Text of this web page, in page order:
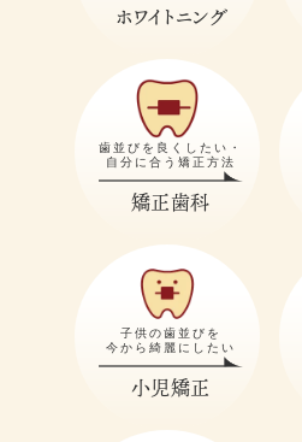
ホワイトニング
歯並びを良くしたい・
自分に合う矯正方法
矯正歯科
子供の歯並びを
今から綺麗にしたい
小児矯正